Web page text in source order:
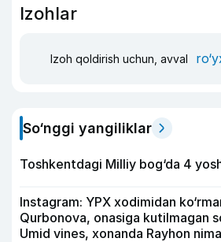
Izohlar
Izoh qoldirish uchun, avval
So‘nggi yangiliklar
Toshkentdagi Milliy bog‘da 4
Instagram: YPX xodimidan
Qurbonova, onasiga kutilmagan
Umid vines, xonanda Rayhon